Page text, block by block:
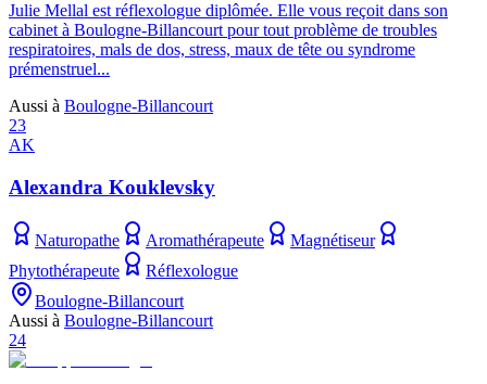
Julie Mellal est réflexologue diplômée. Elle vous reçoit dans son
cabinet à Boulogne-Billancourt pour tout problème de troubles
respiratoires, mals de dos, stress, maux de tête ou syndrome
prémenstruel...
Aussi à Boulogne-Billancourt
23
AK
Alexandra Kouklevsky
Naturopathe Aromathérapeute
Magnétiseur
Phytothérapeute
Réflexologue
Boulogne-Billancourt
Aussi à Boulogne-Billancourt
24